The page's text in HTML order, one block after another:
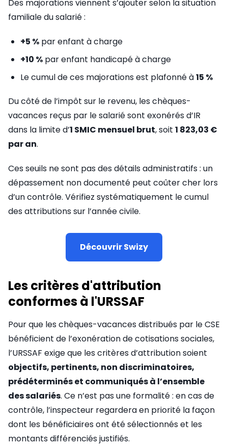
Des majorations viennent s’ajouter selon la situation
familiale du salarié :
+5 % par enfant à charge
+10 % par enfant handicapé à charge
Le cumul de ces majorations est plafonné à15 %
Du côté de l’impôt sur le revenu, les chèques-
vacances reçus par le salarié sont exonérés d’IR
dans la limite d’1 SMIC mensuel brut, soit 1 823,03 €
par an.
Ces seuils ne sont pas des détails administratifs : un
dépassement non documenté peut coûter cher lors
d’un contrôle. Vérifiez systématiquement le cumul
des attributions sur l’année civile.
Découvrir Swizy
Les critères d'attribution
conformes à l'URSSAF
Pour que les chèques-vacances distribués par le CSE
bénéficient de l’exonération de cotisations sociales,
l’URSSAF exige que les critères d’attribution soient
objectifs, pertinents, non discriminatoires,
prédéterminés et communiqués à l’ensemble
des salariés. Ce n’est pas une formalité : en cas de
contrôle, l’inspecteur regardera en priorité la façon
dont les bénéficiaires ont été sélectionnés et les
montants différenciés justifiés.